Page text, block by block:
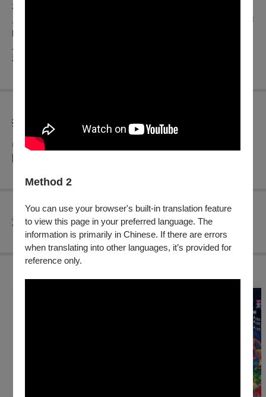
Method 2
You can use your browser's built-in translation feature
to view this page in your preferred language. The
information is primarily in Chinese. If there are errors
when translating into other languages, it’s provided for
reference only.
本場音樂會曲目以全世界各地的音樂為發想，從阿根廷作曲家
皮耶佐拉 (A. Piazzolla) 的Maria de Buenos Aires，再到日本作
曲家高橋弘樹的《文明開化的鐘》，以及義大利的《佛羅倫斯
和哈比人一起享受一場前往末日火山的精彩冒險之旅吧！
折扣方案
◎身心障礙人士及陪同者1名購票5折優待，入場時應出示身心
退換須知